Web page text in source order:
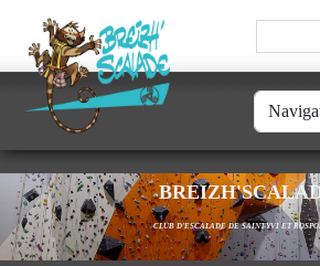
CLUB D'ESCALADE DE SAINT-YVI ET